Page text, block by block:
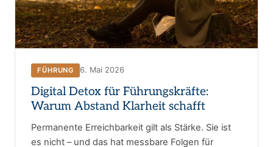
FÜHRUNG 6. Mai 2026
Digital Detox für Führungskräfte:
Warum Abstand Klarheit schafft
Permanente Erreichbarkeit gilt als Stärke. Sie ist
es nicht – und das hat messbare Folgen für